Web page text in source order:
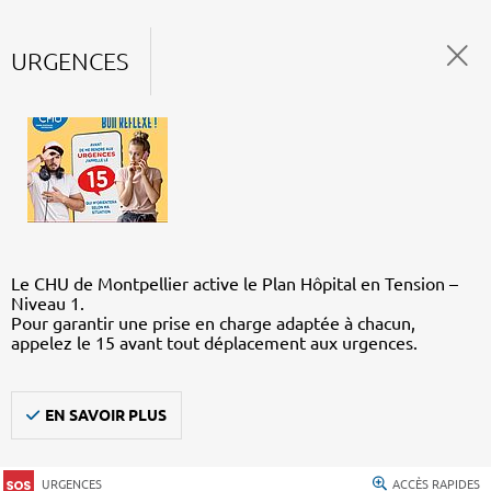
URGENCES
Le CHU de Montpellier active le Plan Hôpital en Tension –
Niveau 1.
Pour garantir une prise en charge adaptée à chacun,
appelez le 15 avant tout déplacement aux urgences.
EN SAVOIR PLUS
URGENCES ACCÈS RAPIDES